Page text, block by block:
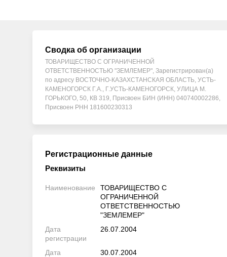
Сводка об организации
ТОВАРИЩЕСТВО С ОГРАНИЧЕННОЙ
ОТВЕТСТВЕННОСТЬЮ "ЗЕМЛЕМЕР", Зарегистрирован(а)
по адресу ВОСТОЧНО-КАЗАХСТАНСКАЯ ОБЛАСТЬ, УСТЬ-
КАМЕНОГОРСК Г.А., Г.УСТЬ-КАМЕНОГОРСК, УЛИЦА М.
ГОРЬКОГО, 50, КВ 319, Присвоен БИН (ИНН) 040740002286,
Присвоен РНН 181600230313
Регистрационные данные
Реквизиты
Наименование
ТОВАРИЩЕСТВО С
ОГРАНИЧЕННОЙ
ОТВЕТСТВЕННОСТЬЮ
"ЗЕМЛЕМЕР"
Дата
регистрации
26.07.2004
Дата
30.07.2004